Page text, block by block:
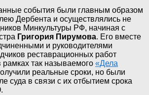
события были главным образом
Дербента и осуществлялись не
Минкультуры РФ, начиная с
Григория Пирумова. Его вместе
и руководителями
реставрационных работ
рамках так называемого «Дела
реальные сроки, но были
суда в связи с их отбытием срока